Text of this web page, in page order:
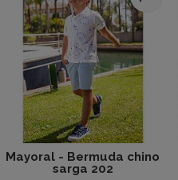
Mayoral - Bermuda chino
sarga 202